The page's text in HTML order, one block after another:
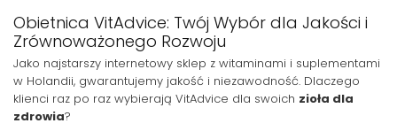
Obietnica VitAdvice: Twój Wybór dla Jakości i
Zrównoważonego Rozwoju
Jako najstarszy internetowy sklep z witaminami i suplementami
w Holandii, gwarantujemy jakość i niezawodność. Dlaczego
klienci raz po raz wybierają VitAdvice dla swoich zioła dla
zdrowia?